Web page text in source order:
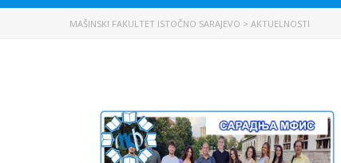
MAŠINSKI FAKULTET ISTOČNO SARAJEVO > AKTUELNOSTI